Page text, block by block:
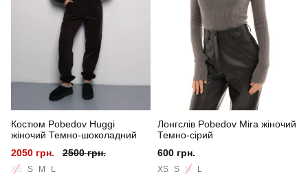
весна-осінь
молочний
Матеріал трикотаж
Склад тканини 80% бавовна, 15% поліестер, 5% еластан
Країна - виробник
Костюм Pobedov Huggi
жіночий Темно-шоколадний
2050 грн.
2500 грн.
XS S M L
Лонгслів Pobedov Mira жіночий
Темно-сірий
600 грн.
XS S M L